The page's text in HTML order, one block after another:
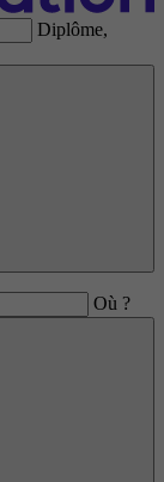
Diplôme,
Où ?